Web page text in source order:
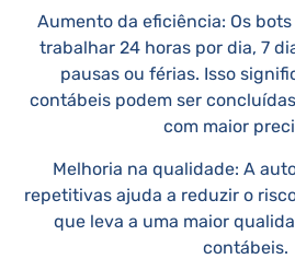
Aumento da eficiência: Os
trabalhar 24 horas por dia, 7
pausas ou férias. Isso
contábeis podem ser
com maior
Melhoria na qualidade: A
repetitivas ajuda a reduzir o
que leva a uma maior
contábeis.